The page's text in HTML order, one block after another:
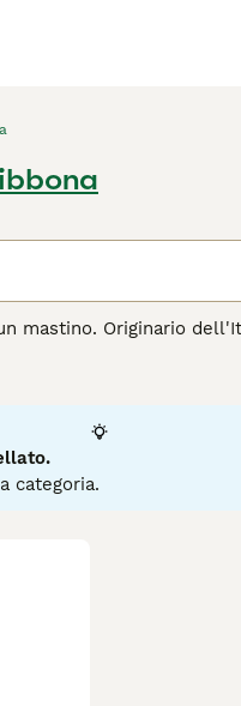
mastino. Originario
desideri
su questa razza di
categoria.